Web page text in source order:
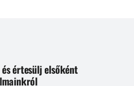
értesülj elsőként